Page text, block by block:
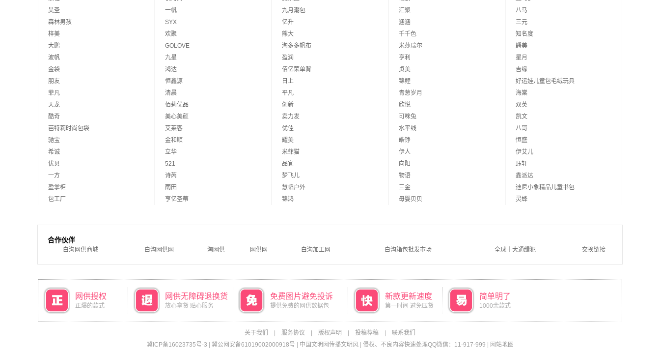
昊圣
一帆 九月潮包 汇聚
八马
森林男孩
SYX 亿升 涵涵
三元
梓美
欢聚 熊大 千千色
知名度
大鹏
GOLOVE 淘多多帆布 米莎瑞尔
鳄美
波帆
九星 盈润 亨利
星月
金袋
鸿达 佰亿荣单背 贞美
吉缘
朋友
恒鑫源 日上 锦鲤
好运娃儿童包毛绒玩具
菲凡
清晨 平凡 青葱岁月
海棠
天龙
佰莉优品 创新 欣悦
双英
酷奇
美心美颜 卖力发 可咪兔
凯文
芭特莉时尚包袋
艾莱客 优佳 水平线
八哥
驰宝
金和顺 耀美 皓铮
恒盛
希诚
立华 米菲猫 伊人
伊艾儿
优贝
521 品宜 向阳
珏轩
一方
诗芮 梦飞儿 物语
鑫派达
盈掌柜
雨田 慧韬户外 三金
迪尼小象精品儿童书包
包工厂
亨亿圣蒂 锦鸿 母婴贝贝 灵蜂
合作伙伴
白沟网供商城 白沟网供网 淘网供 网供网 白沟加工网 白沟箱包批发市场 全球十大通缉犯 交换链接
网供授权
正爆的款式
网供无障碍退换货
放心拿货 贴心服务
免费图片避免投诉
提供免费的网供数据包
新款更新速度
第一时间 避免压货
简单明了
1000余款式
关于我们 服务协议 版权声明 投稿荐稿
联系我们
冀ICP备16023735号-3
冀公网安备61019002000918号 中国文明网传播文明风| 侵权、不良内容快速处理QQ微信：11-917-999 网站地图